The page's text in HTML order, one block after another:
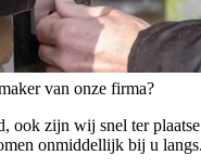
van onze firma?
zijn wij snel ter
onmiddellijk bij u langs.